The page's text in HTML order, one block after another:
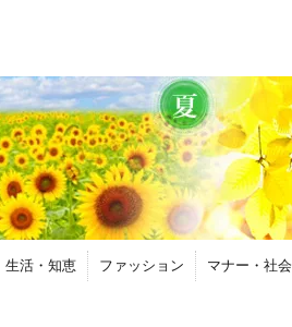
生活・知恵 ファッション マナー・社会